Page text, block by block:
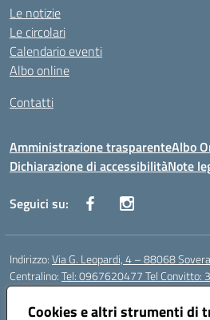
Cookies e altri strumenti di
Le notizie
Le circolari
Calendario eventi
Albo online
Contatti
Amministrazione trasparenteAlbo
Dichiarazione di accessibilitàNote
Seguici su:
Indirizzo:Via G. Leopardi, 4 – 88068
Centralino:Tel: 0967620477 Tel Convitto:
Email:
Posta elettronica certificata (PEC):